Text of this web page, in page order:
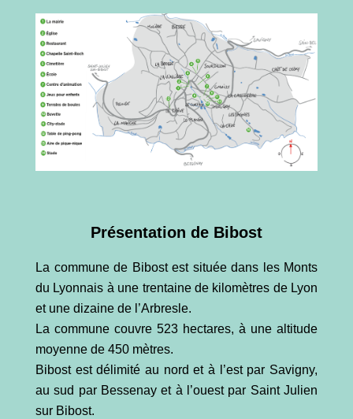
Présentation de Bibost
La commune de Bibost est située dans les Monts
du Lyonnais à une trentaine de kilomètres de Lyon
et une dizaine de l’Arbresle.
La commune couvre 523 hectares, à une altitude
moyenne de 450 mètres.
Bibost est délimité au nord et à l’est par Savigny,
au sud par Bessenay et à l’ouest par Saint Julien
sur Bibost.